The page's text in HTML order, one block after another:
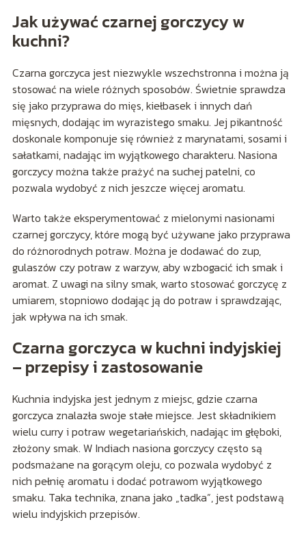
Jak używać czarnej gorczycy w
kuchni?
Czarna gorczyca jest niezwykle wszechstronna i można ją
stosować na wiele różnych sposobów. Świetnie sprawdza
się jako przyprawa do mięs, kiełbasek i innych dań
mięsnych, dodając im wyrazistego smaku. Jej pikantność
doskonale komponuje się również z marynatami, sosami i
sałatkami, nadając im wyjątkowego charakteru. Nasiona
gorczycy można także prażyć na suchej patelni, co
pozwala wydobyć z nich jeszcze więcej aromatu.
Warto także eksperymentować z mielonymi nasionami
czarnej gorczycy, które mogą być używane jako przyprawa
do różnorodnych potraw. Można je dodawać do zup,
gulaszów czy potraw z warzyw, aby wzbogacić ich smak i
aromat. Z uwagi na silny smak, warto stosować gorczycę z
umiarem, stopniowo dodając ją do potraw i sprawdzając,
jak wpływa na ich smak.
Czarna gorczyca w kuchni indyjskiej
– przepisy i zastosowanie
Kuchnia indyjska jest jednym z miejsc, gdzie czarna
gorczyca znalazła swoje stałe miejsce. Jest składnikiem
wielu curry i potraw wegetariańskich, nadając im głęboki,
złożony smak. W Indiach nasiona gorczycy często są
podsmażane na gorącym oleju, co pozwala wydobyć z
nich pełnię aromatu i dodać potrawom wyjątkowego
smaku. Taka technika, znana jako „tadka”, jest podstawą
wielu indyjskich przepisów.